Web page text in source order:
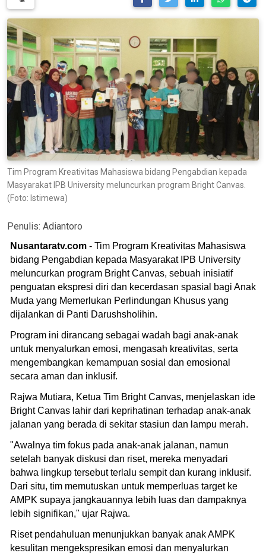
Tim Program Kreativitas Mahasiswa bidang Pengabdian kepada
Masyarakat IPB University meluncurkan program Bright Canvas.
(Foto: Istimewa)
Penulis: Adiantoro
Nusantaratv.com - Tim Program Kreativitas Mahasiswa
bidang Pengabdian kepada Masyarakat IPB University
meluncurkan program Bright Canvas, sebuah inisiatif
penguatan ekspresi diri dan kecerdasan spasial bagi Anak
Muda yang Memerlukan Perlindungan Khusus yang
dijalankan di Panti Darushsholihin.
Program ini dirancang sebagai wadah bagi anak-anak
untuk menyalurkan emosi, mengasah kreativitas, serta
mengembangkan kemampuan sosial dan emosional
secara aman dan inklusif.
Rajwa Mutiara, Ketua Tim Bright Canvas, menjelaskan ide
Bright Canvas lahir dari keprihatinan terhadap anak-anak
jalanan yang berada di sekitar stasiun dan lampu merah.
"Awalnya tim fokus pada anak-anak jalanan, namun
setelah banyak diskusi dan riset, mereka menyadari
bahwa lingkup tersebut terlalu sempit dan kurang inklusif.
Dari situ, tim memutuskan untuk memperluas target ke
AMPK supaya jangkauannya lebih luas dan dampaknya
lebih signifikan," ujar Rajwa.
Riset pendahuluan menunjukkan banyak anak AMPK
kesulitan mengekspresikan emosi dan menyalurkan